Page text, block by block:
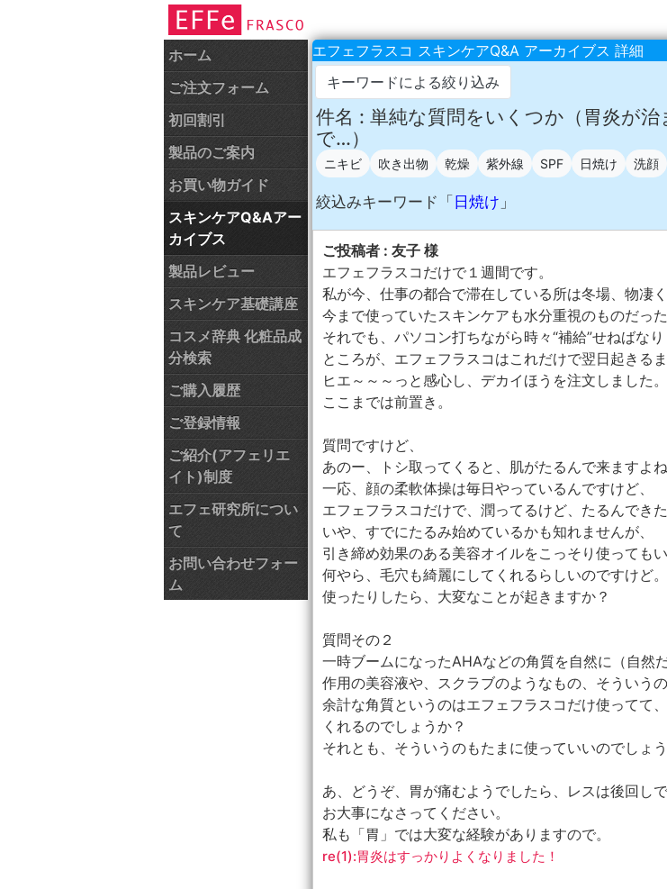
ホーム
ご注文フォーム
初回割引
製品のご案内
お買い物ガイド
スキンケアQ&Aアー
カイブス
製品レビュー
スキンケア基礎講座
コスメ辞典 化粧品成
分検索
ご購入履歴
ご登録情報
ご紹介(アフェリエ
イト)制度
エフェ研究所につい
て
お問い合わせフォー
ム
エフェフラスコ スキンケアQ&A アーカイブス 詳細
キーワードによる絞り込み
件名 : 単純な質問をいくつか（胃炎が
で…）
ニキビ 吹き出物 乾燥 紫外線 SPF 日焼け 洗顔
絞込みキーワード「 日焼け 」
ご投稿者 : 友子 様
エフェフラスコだけで１週間です。
私が今、仕事の都合で滞在している所は冬場、物凄く
今まで使っていたスキンケアも水分重視のものだった
それでも、パソコン打ちながら時々“補給”せねばなり
ところが、エフェフラスコはこれだけで翌日起きる
ヒエ～～～っと感心し、デカイほうを注文しました。
ここまでは前置き。
質問ですけど、
あのー、トシ取ってくると、肌がたるんで来ますよね
一応、顔の柔軟体操は毎日やっているんですけど、
エフェフラスコだけで、潤ってるけど、たるんでき
いや、すでにたるみ始めているかも知れませんが、
引き締め効果のある美容オイルをこっそり使っても
何やら、毛穴も綺麗にしてくれるらしいのですけど。
使ったりしたら、大変なことが起きますか？
質問その２
一時ブームになったAHAなどの角質を自然に（自然
作用の美容液や、スクラブのようなもの、そういうの
余計な角質というのはエフェフラスコだけ使ってて
くれるのでしょうか？
それとも、そういうのもたまに使っていいのでしょ
あ、どうぞ、胃が痛むようでしたら、レスは後回しで
お大事になさってください。
私も「胃」では大変な経験がありますので。
re(1):胃炎はすっかりよくなりました！